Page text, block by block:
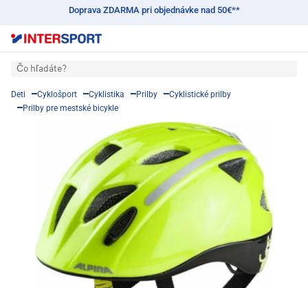
Doprava ZDARMA pri objednávke nad 50€**
Čo hľadáte?
Deti Cyklošport Cyklistika Prilby
Cyklistické prilby
Prilby pre mestské bicykle